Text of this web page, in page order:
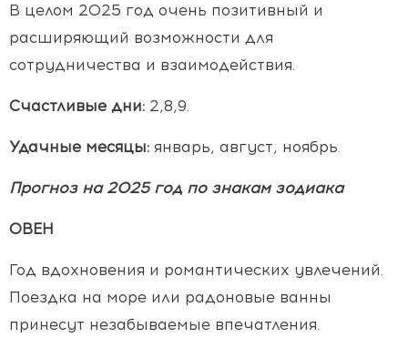
В целом 2025 год очень позитивный и
расширяющий возможности для
сотрудничества и взаимодействия.
Счастливые дни: 2,8,9.
Удачные месяцы: январь, август, ноябрь.
Прогноз на 2025 год по знакам зодиака
ОВЕН
Год вдохновения и романтических увлечений.
Поездка на море или радоновые ванны
принесут незабываемые впечатления.